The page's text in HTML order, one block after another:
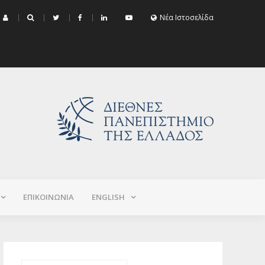
Εξεταστικής Σεπτεμβρίου 2026 (Χειμερινό+Εαρινό 2025-2026)
Νέα Ιστοσελίδα
ΕΠΙΚΟΙΝΩΝΙΑ ΕNGLISH